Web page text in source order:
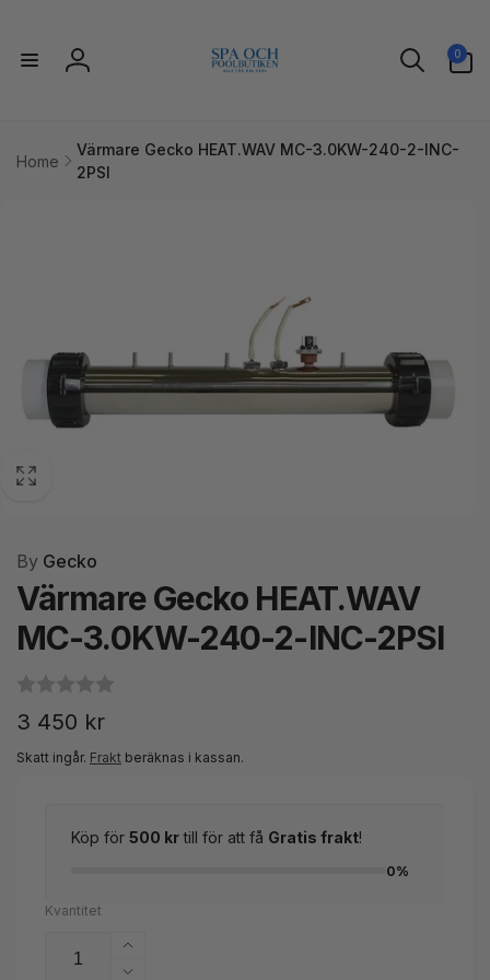
innehåll
Logga
0
artiklar
Home
Värmare Gecko HEAT.WAV MC-3.0KW-240-2-INC-
2PSI
By Gecko
Värmare Gecko HEAT.WAV
MC-3.0KW-240-2-INC-2PSI
Ordinarie
pris
3 450 kr
Skatt ingår. Frakt beräknas i kassan.
Köp för 500 krtill för att få Gratis frakt!
0%
Kvantitet
Öka